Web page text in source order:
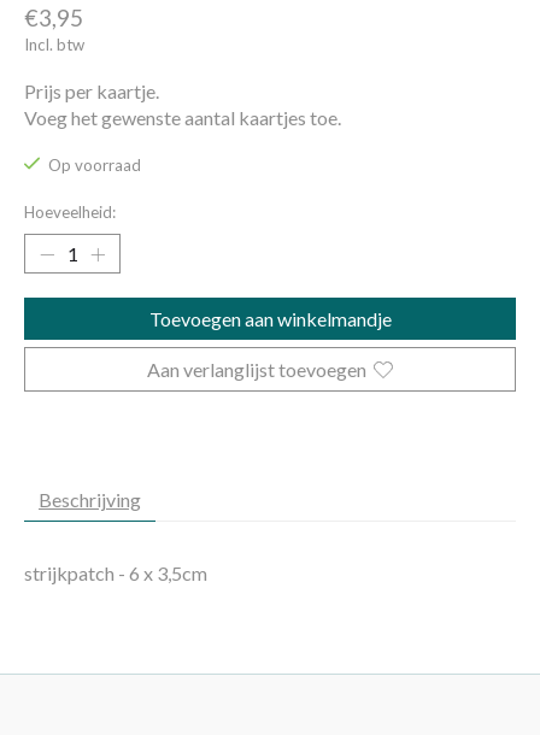
€3,95
Incl. btw
Prijs per kaartje.
Voeg het gewenste aantal kaartjes toe.
Op voorraad
Hoeveelheid:
Toevoegen aan winkelmandje
Aan verlanglijst toevoegen
Beschrijving
strijkpatch - 6 x 3,5cm